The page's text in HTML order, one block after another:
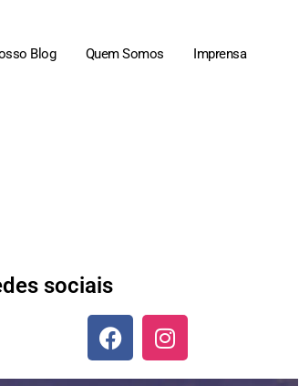
Blog Quem Somos
Imprensa
sociais